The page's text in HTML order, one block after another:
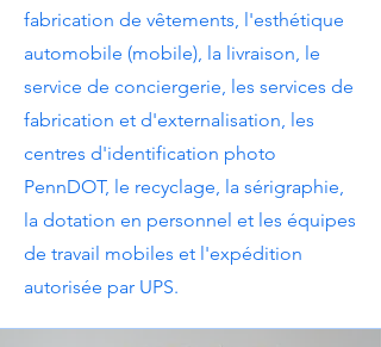
fabrication de vêtements, l'esthétique
automobile (mobile), la livraison, le
service de conciergerie, les services de
fabrication et d'externalisation, les
centres d'identification photo
PennDOT, le recyclage, la sérigraphie,
la dotation en personnel et les équipes
de travail mobiles et l'expédition
autorisée par UPS.